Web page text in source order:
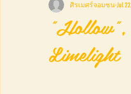
BAPA BTF2017
BTF2019
"Hollow",
Limelight
ศิรเมศร์จอมซนJul